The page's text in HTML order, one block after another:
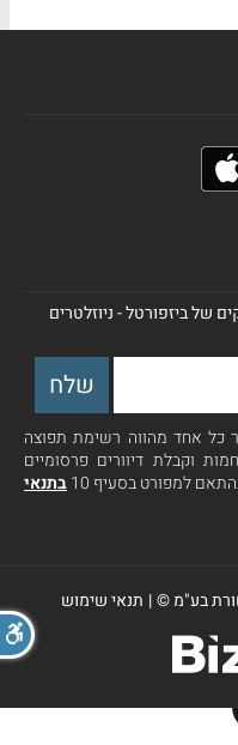
של ביזפורטל - ניוזלטרים
כל אחד מהווה רשימת תפוצה
וקבלת דיוורים פרסומיים
למפורט בסעיף 10
בתנאי
בע"מ ©| תנאי שימוש